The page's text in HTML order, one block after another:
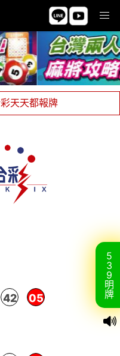
天天都報牌
限額！
42 05
5
3
9
明
牌